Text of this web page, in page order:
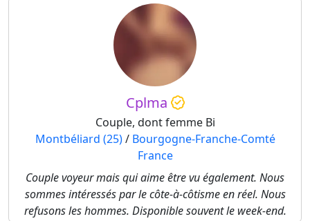
Cplma
Couple, dont femme Bi
Montbéliard (25)/ Bourgogne-Franche-Comté
France
Couple voyeur mais qui aime être vu également. Nous
sommes intéressés par le côte-à-côtisme en réel. Nous
refusons les hommes. Disponible souvent le week-end.